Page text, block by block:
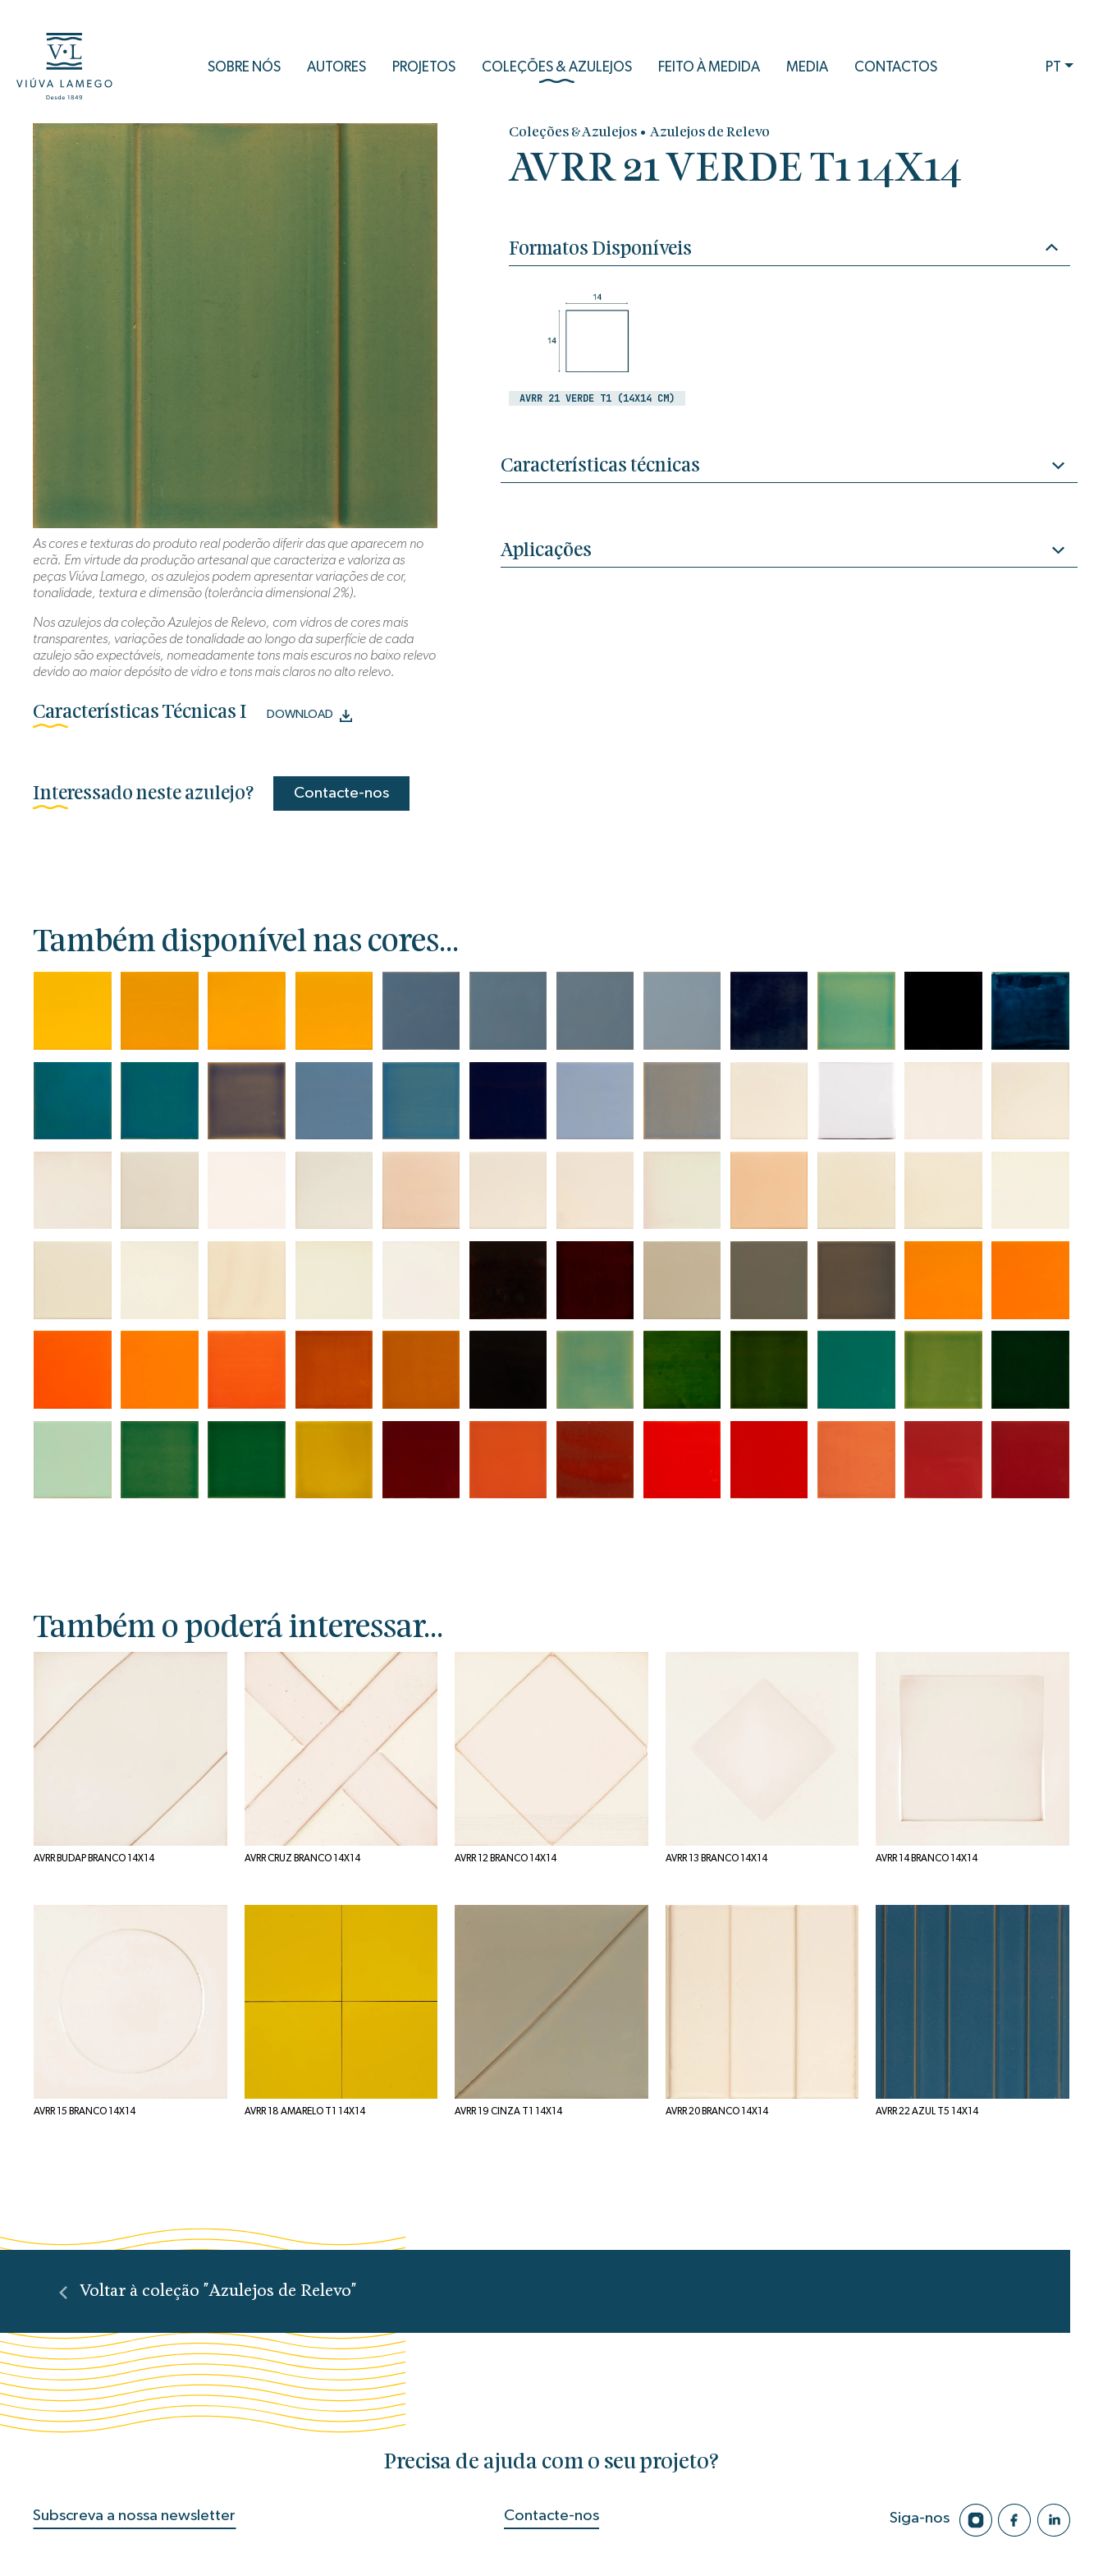
SOBRE NÓS AUTORES PROJETOS COLEÇÕES & AZULEJOS FEITO À MEDIDA MEDIA CONTACTOS PT
As cores e texturas do produto real poderão diferir das que aparecem no
ecrã. Em virtude da produção artesanal que caracteriza e valoriza as
peças Viúva Lamego, os azulejos podem apresentar variações de cor,
tonalidade, textura e dimensão (tolerância dimensional 2%).
Nos azulejos da coleção Azulejos de Relevo, com vidros de cores mais
transparentes, variações de tonalidade ao longo da superfície de cada
azulejo são expectáveis, nomeadamente tons mais escuros no baixo relevo
devido ao maior depósito de vidro e tons mais claros no alto relevo.
Características Técnicas I DOWNLOAD
Interessado neste azulejo? Contacte-nos
Coleções & Azulejos • Azulejos de Relevo
AVRR 21 VERDE T1 14X14
Formatos Disponíveis
AVRR 21 VERDE T1 (14X14 CM)
Características técnicas
Aplicações
Também disponível nas cores...
Também o poderá interessar...
AVRR BUDAP BRANCO 14X14 AVRR CRUZ BRANCO 14X14 AVRR 12 BRANCO 14X14 AVRR 13 BRANCO 14X14 AVRR 14 BRANCO 14X14
AVRR 15 BRANCO 14X14 AVRR 18 AMARELO T1 14X14 AVRR 19 CINZA T1 14X14 AVRR 20 BRANCO 14X14 AVRR 22 AZUL T5 14X14
Voltar à coleção "Azulejos de Relevo"
Precisa de ajuda com o seu projeto?
Contacte-nos
Subscreva a nossa newsletter Siga-nos